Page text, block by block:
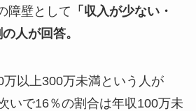
障壁として 「収入が少ない・
人が回答。
以上300万未満という人が
いで16％の割合は年収100万未